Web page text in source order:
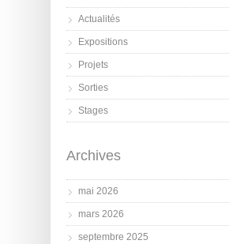
Actualités
Expositions
Projets
Sorties
Stages
Archives
mai 2026
mars 2026
septembre 2025